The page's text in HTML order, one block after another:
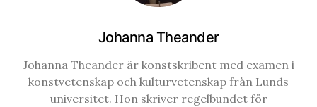
Johanna Theander
Johanna Theander är konstskribent med examen i
konstvetenskap och kulturvetenskap från Lunds
universitet. Hon skriver regelbundet för